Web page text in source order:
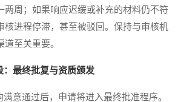
两周；如果响应迟缓或补充的材料仍不符
核进程停滞，甚至被驳回。保持与审核机
至关重要。
：最终批复与资质颁发
通过后，申请将进入最终批准程序。